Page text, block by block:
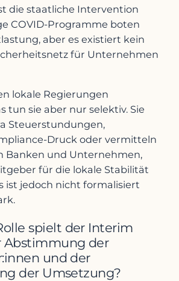
die staatliche Intervention
COVID-Programme boten
aber es existiert kein
für Unternehmen
lokale Regierungen
tun sie aber nur selektiv. Sie
Steuerstundungen,
Druck oder vermitteln
Banken und Unternehmen,
für die lokale Stabilität
ist jedoch nicht formalisiert
spielt der Interim
Abstimmung der
und der
der Umsetzung?